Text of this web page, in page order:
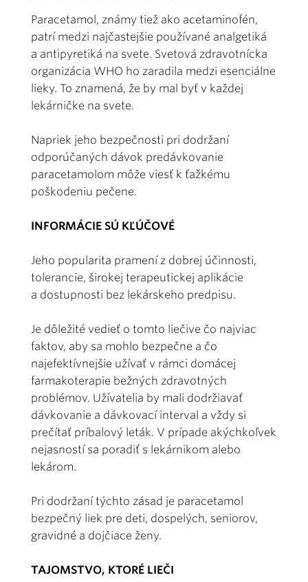
Paracetamol, známy tiež ako acetaminofén,
patrí medzi najčastejšie používané analgetiká
a antipyretiká na svete. Svetová zdravotnícka
organizácia WHO ho zaradila medzi esenciálne
lieky. To znamená, že by mal byť v každej
lekárničke na svete.
Napriek jeho bezpečnosti pri dodržaní
odporúčaných dávok predávkovanie
paracetamolom môže viesť k ťažkému
poškodeniu pečene.
INFORMÁCIE SÚ KĽÚČOVÉ
Jeho popularita pramení z dobrej účinnosti,
tolerancie, širokej terapeutickej aplikácie
a dostupnosti bez lekárskeho predpisu.
Je dôležité vedieť o tomto liečive čo najviac
faktov, aby sa mohlo bezpečne a čo
najefektívnejšie užívať v rámci domácej
farmakoterapie bežných zdravotných
problémov. Užívatelia by mali dodržiavať
dávkovanie a dávkovací interval a vždy si
prečítať príbalový leták. V prípade akýchkoľvek
nejasností sa poradiť s lekárnikom alebo
lekárom.
Pri dodržaní týchto zásad je paracetamol
bezpečný liek pre deti, dospelých, seniorov,
gravidné a dojčiace ženy.
TAJOMSTVO, KTORÉ LIEČI